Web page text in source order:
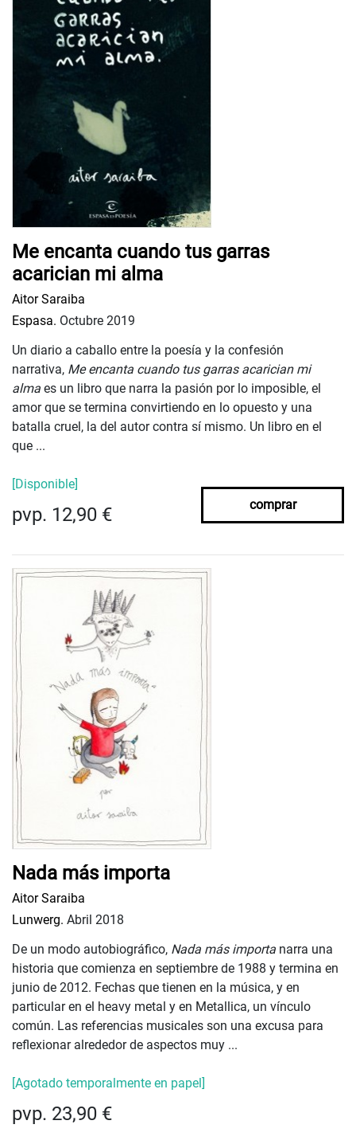
Me encanta cuando tus garras
acarician mi alma
Aitor Saraiba
Espasa. Octubre 2019
Un diario a caballo entre la poesía y la confesión
narrativa, Me encanta cuando tus garras acarician mi
alma es un libro que narra la pasión por lo imposible, el
amor que se termina convirtiendo en lo opuesto y una
batalla cruel, la del autor contra sí mismo. Un libro en el
que ...
[Disponible]
pvp. 12,90 € comprar
Nada más importa
Aitor Saraiba
Lunwerg. Abril 2018
De un modo autobiográfico, Nada más importa narra una
historia que comienza en septiembre de 1988 y termina en
junio de 2012. Fechas que tienen en la música, y en
particular en el heavy metal y en Metallica, un vínculo
común. Las referencias musicales son una excusa para
reflexionar alrededor de aspectos muy ...
[Agotado temporalmente en papel]
pvp. 23,90 €